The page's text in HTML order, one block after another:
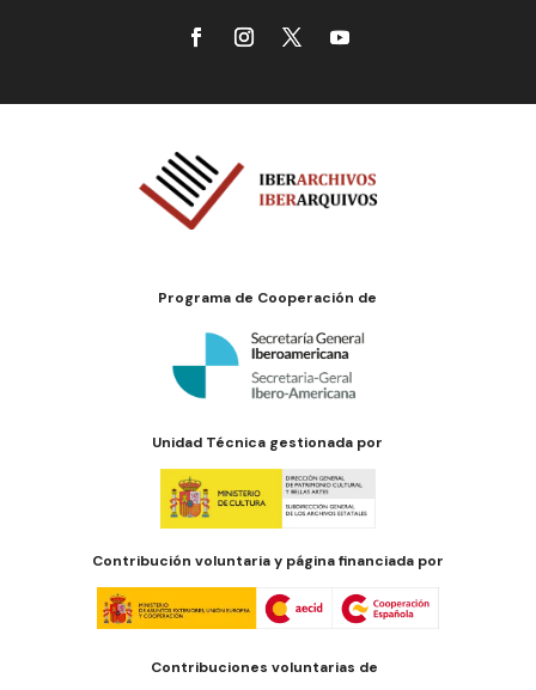
Programa de Cooperación de
Unidad Técnica gestionada por
Contribución voluntaria y página financiada por
Contribuciones voluntarias de